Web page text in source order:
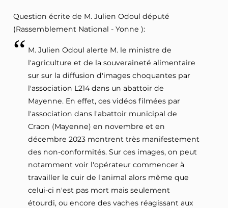
Question écrite de M. Julien Odoul député
(Rassemblement National - Yonne ):
M. Julien Odoul alerte M. le ministre de
l'agriculture et de la souveraineté alimentaire
sur sur la diffusion d'images choquantes par
l'association L214 dans un abattoir de
Mayenne. En effet, ces vidéos filmées par
l'association dans l'abattoir municipal de
Craon (Mayenne) en novembre et en
décembre 2023 montrent très manifestement
des non-conformités. Sur ces images, on peut
notamment voir l'opérateur commencer à
travailler le cuir de l'animal alors même que
celui-ci n'est pas mort mais seulement
étourdi, ou encore des vaches réagissant aux